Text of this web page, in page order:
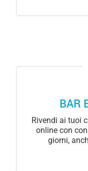
BAR
Rivendi ai tuoi
online con
giorni,